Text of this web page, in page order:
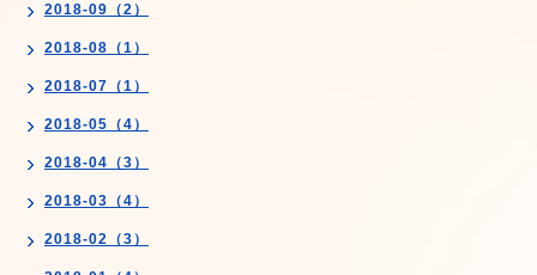
2018-09（2）
2018-08（1）
2018-07（1）
2018-05（4）
2018-04（3）
2018-03（4）
2018-02（3）